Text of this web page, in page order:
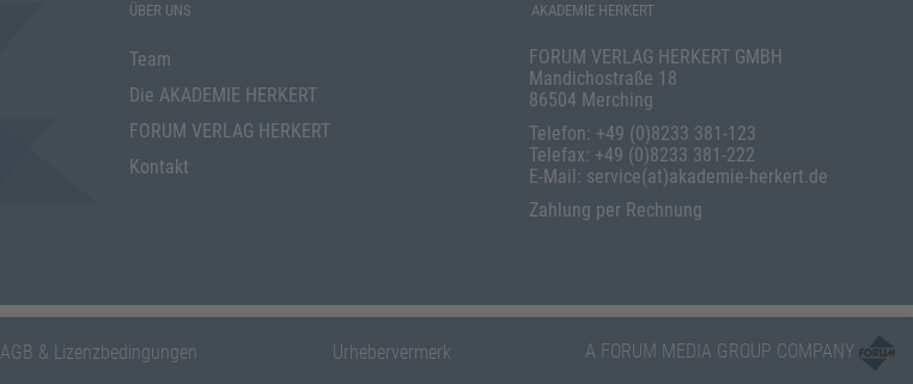
ÜBER UNS
Team
Die AKADEMIE HERKERT
FORUM VERLAG HERKERT
Kontakt
AKADEMIE HERKERT
FORUM VERLAG HERKERT GMBH
Mandichostraße 18
86504 Merching
Telefon: +49 (0)8233 381-123
Telefax: +49 (0)8233 381-222
E-Mail: service(at)akademie-herkert.de
Zahlung per Rechnung
AGB & Lizenzbedingungen Urhebervermerk A FORUM MEDIA GROUP COMPANY